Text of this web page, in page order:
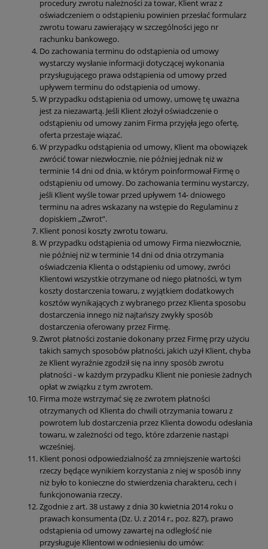
procedury zwrotu należności za towar, Klient wraz z
oświadczeniem o odstąpieniu powinien przesłać formularz
zwrotu towaru zawierający w szczególności jego nr
rachunku bankowego.
Do zachowania terminu do odstąpienia od umowy
wystarczy wysłanie informacji dotyczącej wykonania
przysługującego prawa odstąpienia od umowy przed
upływem terminu do odstąpienia od umowy.
W przypadku odstąpienia od umowy, umowę tę uważna
jest za niezawartą. Jeśli Klient złożył oświadczenie o
odstąpieniu od umowy zanim Firma przyjęła jego ofertę,
oferta przestaje wiązać.
W przypadku odstąpienia od umowy, Klient ma obowiązek
zwrócić towar niezwłocznie, nie później jednak niż w
terminie 14 dni od dnia, w którym poinformował Firmę o
odstąpieniu od umowy. Do zachowania terminu wystarczy,
jeśli Klient wyśle towar przed upływem 14- dniowego
terminu na adres wskazany na wstępie do Regulaminu z
dopiskiem „Zwrot”.
Klient ponosi koszty zwrotu towaru.
W przypadku odstąpienia od umowy Firma niezwłocznie,
nie później niż w terminie 14 dni od dnia otrzymania
oświadczenia Klienta o odstąpieniu od umowy, zwróci
Klientowi wszystkie otrzymane od niego płatności, w tym
koszty dostarczenia towaru, z wyjątkiem dodatkowych
kosztów wynikających z wybranego przez Klienta sposobu
dostarczenia innego niż najtańszy zwykły sposób
dostarczenia oferowany przez Firmę.
Zwrot płatności zostanie dokonany przez Firmę przy użyciu
takich samych sposobów płatności, jakich użył Klient, chyba
że Klient wyraźnie zgodził się na inny sposób zwrotu
płatności - w każdym przypadku Klient nie poniesie żadnych
opłat w związku z tym zwrotem.
Firma może wstrzymać się ze zwrotem płatności
otrzymanych od Klienta do chwili otrzymania towaru z
powrotem lub dostarczenia przez Klienta dowodu odesłania
towaru, w zależności od tego, które zdarzenie nastąpi
wcześniej.
Klient ponosi odpowiedzialność za zmniejszenie wartości
rzeczy będące wynikiem korzystania z niej w sposób inny
niż było to konieczne do stwierdzenia charakteru, cech i
funkcjonowania rzeczy.
Zgodnie z art. 38 ustawy z dnia 30 kwietnia 2014 roku o
prawach konsumenta (Dz. U. z 2014 r., poz. 827), prawo
odstąpienia od umowy zawartej na odległość nie
przysługuje Klientowi w odniesieniu do umów: